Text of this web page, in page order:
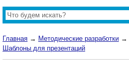
Главная → Методические разработки →
Шаблоны для презентаций